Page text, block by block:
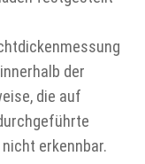
der
die auf
erkennbar.